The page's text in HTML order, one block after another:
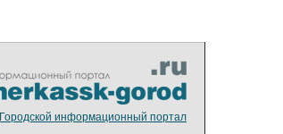
Городской информационный портал